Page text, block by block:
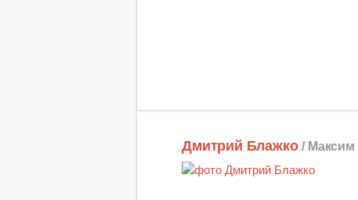
Дмитрий Блажко / Максим